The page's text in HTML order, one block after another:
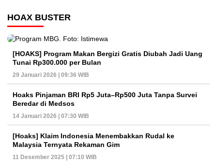
HOAX BUSTER
[HOAKS] Program Makan Bergizi Gratis Diubah Jadi Uang
Tunai Rp300.000 per Bulan
29 Januari 2026 | 09:36 WIB
Hoaks Pinjaman BRI Rp5 Juta–Rp500 Juta Tanpa Survei
Beredar di Medsos
14 Januari 2026 | 07:30 WIB
[Hoaks] Klaim Indonesia Menembakkan Rudal ke
Malaysia Ternyata Rekaman Gim
11 Desember 2025 | 07:10 WIB